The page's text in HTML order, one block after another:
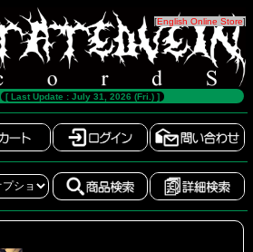
[English Online Store]
[ Last Update : July 31, 2026 (Fri.) ]